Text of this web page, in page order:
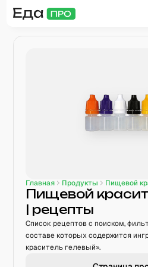
Главная Продукты Пищевой
Пищевой
| рецепты
Список рецептов с поиском,
составе которых содержится
краситель гелевый».